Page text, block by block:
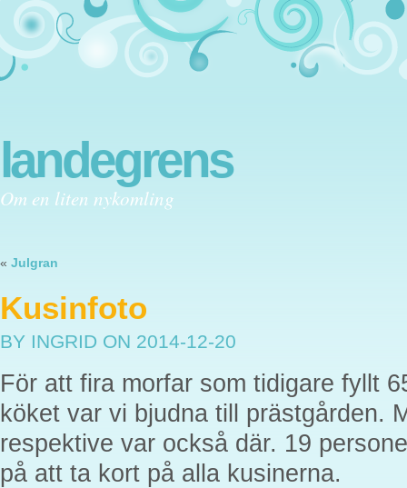
landegrens
Om en liten nykomling
« Julgran
Kusinfoto
BY INGRID ON 2014-12-20
För att fira morfar som tidigare fyllt
köket var vi bjudna till prästgården.
respektive var också där. 19
på att ta kort på alla kusinerna.